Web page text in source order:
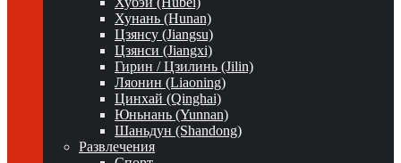
Хунань (Hunan)
Цзянсу (Jiangsu)
Цзянси (Jiangxi)
Гирин / Цзилинь (Jilin)
Ляонин (Liaoning)
Цинхай (Qinghai)
Юньнань (Yunnan)
Шаньдун (Shandong)
Развлечения